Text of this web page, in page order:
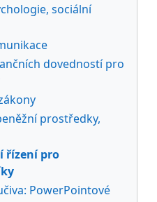
sociální
dovedností pro
prostředky,
řízení pro
PowerPointové